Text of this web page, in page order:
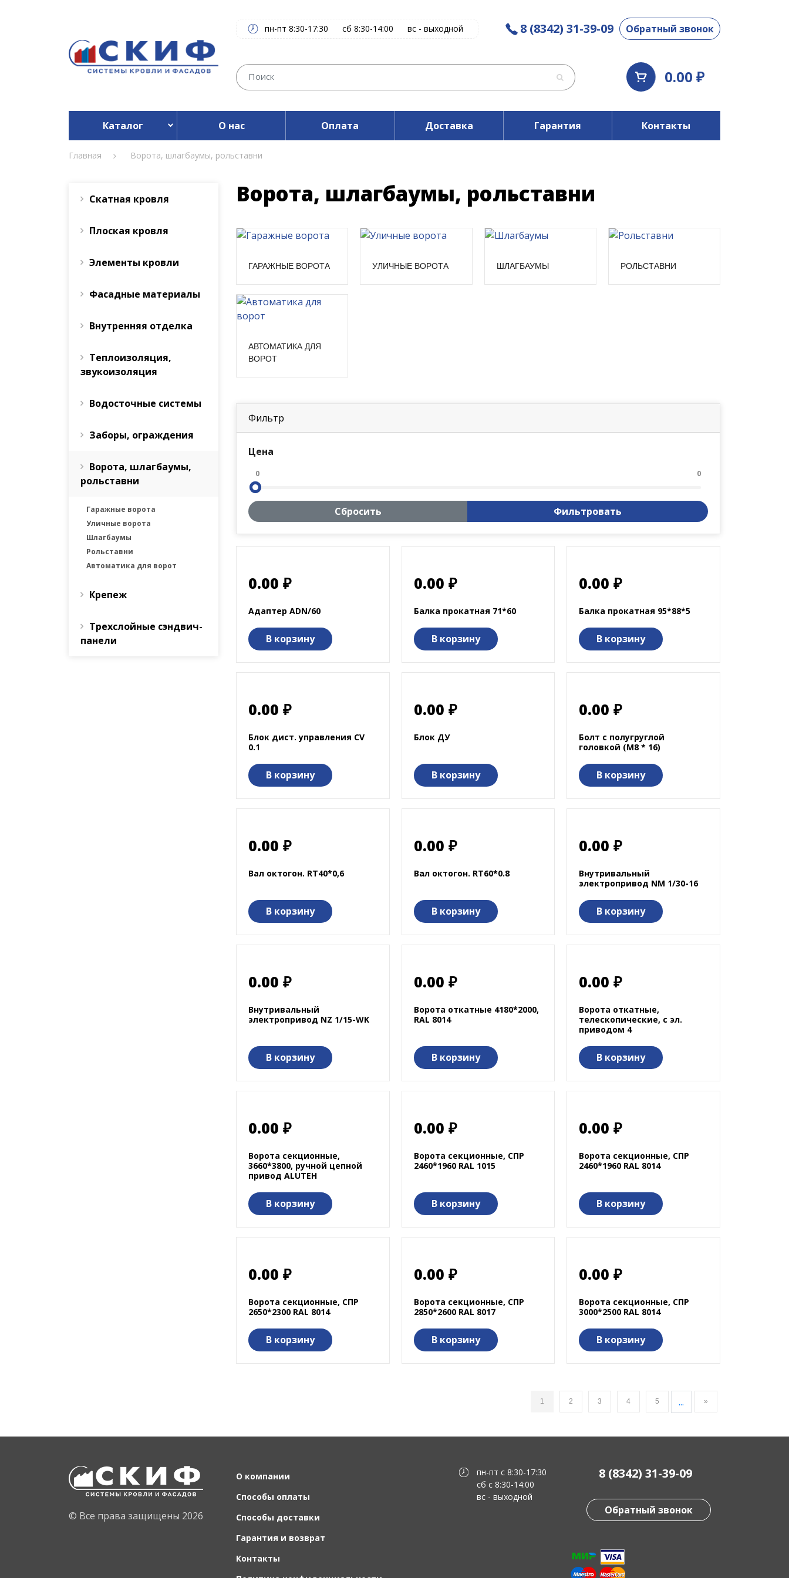
пн-пт 8:30-17:30 сб 8:30-14:00 вс - выходной 8 (8342) 31-39-09 Обратный звонок
0.00 ₽
Каталог О нас Оплата Доставка Гарантия Контакты
Главная Ворота, шлагбаумы, рольставни
Скатная кровля
Плоская кровля
Элементы кровли
Фасадные материалы
Внутренняя отделка
Теплоизоляция,
звукоизоляция
Водосточные системы
Заборы, ограждения
Ворота, шлагбаумы,
рольставни
Гаражные ворота
Уличные ворота
Шлагбаумы
Рольставни
Автоматика для ворот
Крепеж
Трехслойные сэндвич-
панели
Ворота, шлагбаумы, рольставни
ГАРАЖНЫЕ ВОРОТА УЛИЧНЫЕ ВОРОТА ШЛАГБАУМЫ РОЛЬСТАВНИ
АВТОМАТИКА ДЛЯ
ВОРОТ
Фильтр
Цена
0 0
Сбросить Фильтровать
0.00 ₽
Адаптер ADN/60
В корзину
0.00 ₽
Балка прокатная 71*60
В корзину
0.00 ₽
Балка прокатная 95*88*5
В корзину
0.00 ₽
Блок дист. управления СV
0.1
В корзину
0.00 ₽
Блок ДУ
В корзину
0.00 ₽
Болт с полугруглой
головкой (М8 * 16)
В корзину
0.00 ₽
Вал октогон. RT40*0,6
В корзину
0.00 ₽
Вал октогон. RT60*0.8
В корзину
0.00 ₽
Внутривальный
электропривод NM 1/30-16
В корзину
0.00 ₽
Внутривальный
электропривод NZ 1/15-WK
В корзину
0.00 ₽
Ворота откатные 4180*2000,
RAL 8014
В корзину
0.00 ₽
Ворота откатные,
телескопические, с эл.
приводом 4
В корзину
0.00 ₽
Ворота секционные,
3660*3800, ручной цепной
привод ALUTEH
В корзину
0.00 ₽
Ворота секционные, СПР
2460*1960 RAL 1015
В корзину
0.00 ₽
Ворота секционные, СПР
2460*1960 RAL 8014
В корзину
0.00 ₽
Ворота секционные, СПР
2650*2300 RAL 8014
В корзину
0.00 ₽
Ворота секционные, СПР
2850*2600 RAL 8017
В корзину
0.00 ₽
Ворота секционные, СПР
3000*2500 RAL 8014
В корзину
1 2 3 4 5 ... »
© Все права защищены 2026
О компании
Способы оплаты
Способы доставки
Гарантия и возврат
Контакты
пн-пт с 8:30-17:30
сб с 8:30-14:00
вс - выходной
8 (8342) 31-39-09
Обратный звонок